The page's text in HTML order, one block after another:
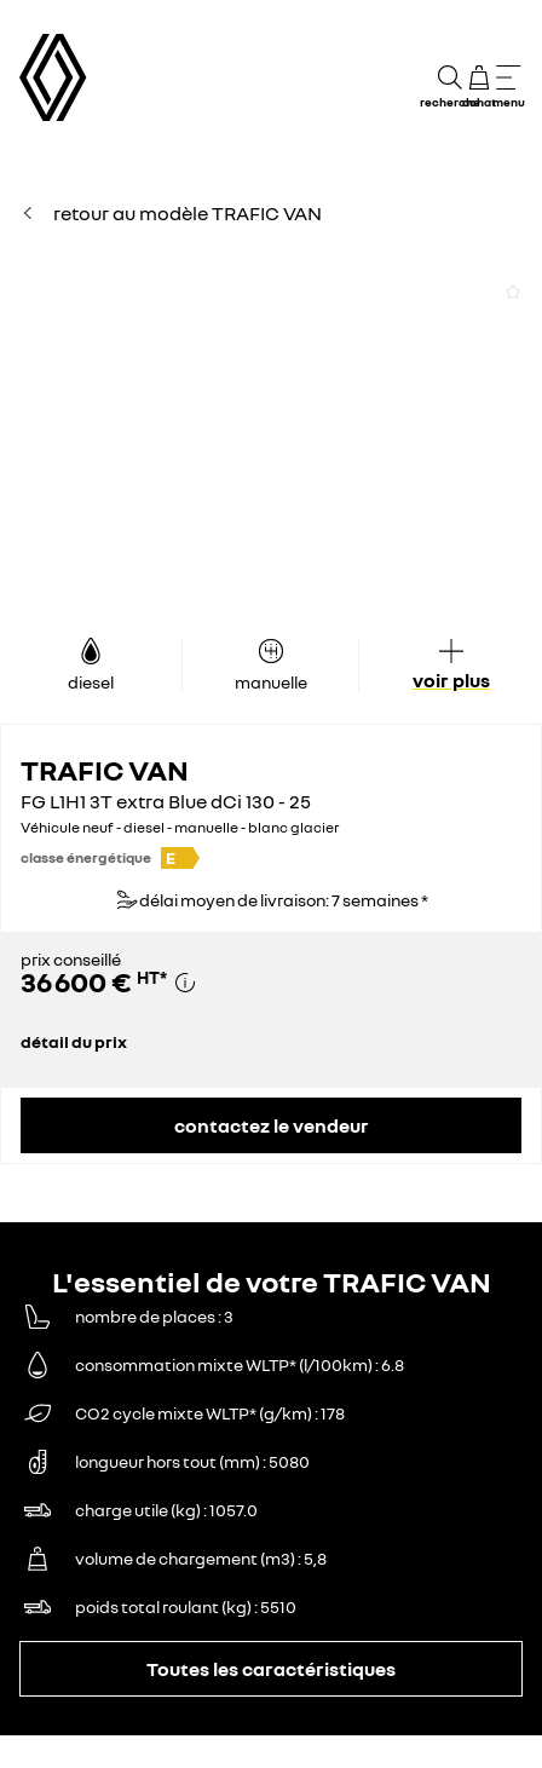
rechercheachatmenu
retour au modèle TRAFIC VAN
diesel manuelle voir plus
TRAFIC VAN
FG L1H1 3T extra Blue dCi 130 - 25
Véhicule neuf - diesel - manuelle - blanc glacier
classe énergétique
E
délai moyen de livraison: 7 semaines *
prix conseillé
36 600 € HT*
détail du prix
contactez le vendeur
L'essentiel de votre TRAFIC VAN
nombre de places 3
consommation mixte WLTP* (l/100km) 6.8
CO2 cycle mixte WLTP* (g/km) 178
longueur hors tout (mm) 5080
charge utile (kg) 1057.0
volume de chargement (m3) 5,8
poids total roulant (kg) 5510
Toutes les caractéristiques